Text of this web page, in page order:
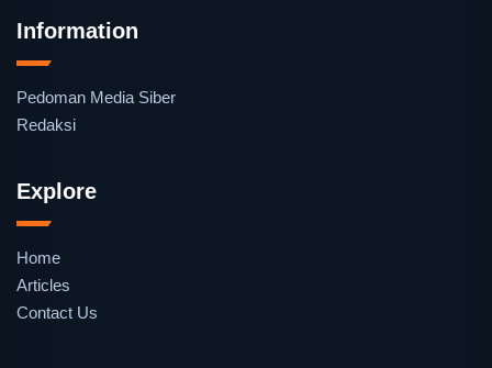
Information
Pedoman Media Siber
Redaksi
Explore
Home
Articles
Contact Us